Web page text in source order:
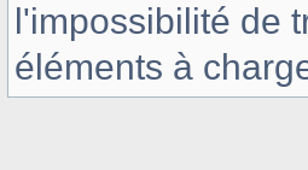
l'impossibilité de
éléments à